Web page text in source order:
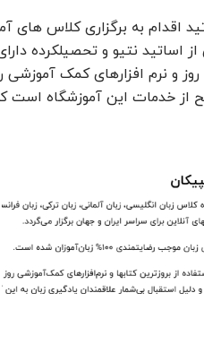
اقدام به برگزاری کلاس های
اساتید نتیو و تحصیلکرده
و نرم افزارهای کمک آموزشی
از خدمات این آموزشگاه است